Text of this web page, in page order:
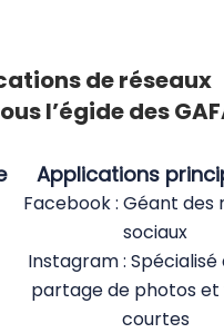
de réseaux
l’égide des
Applications
Facebook : Géant des
sociaux
Instagram : Spécialisé
partage de photos et
courtes